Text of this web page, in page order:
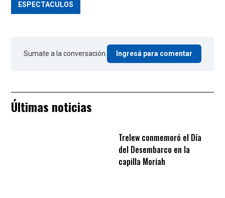
ESPECTACULOS
Sumate a la conversación. Ingresá para comentar
Últimas noticias
Trelew conmemoró el Día
del Desembarco en la
capilla Moriah